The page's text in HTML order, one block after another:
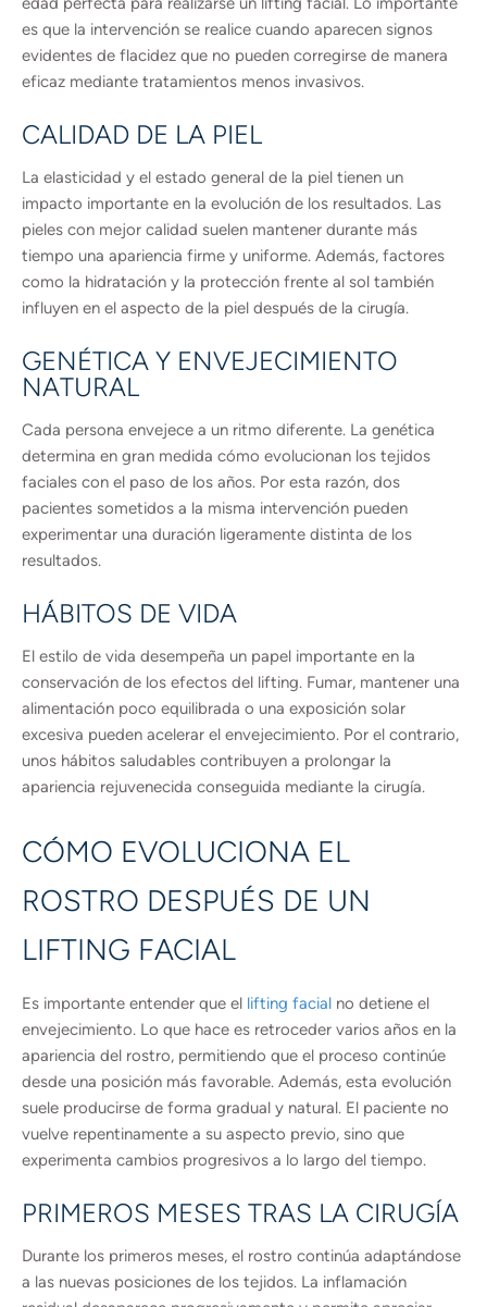
es que la intervención se realice cuando aparecen signos
evidentes de flacidez que no pueden corregirse de manera
eficaz mediante tratamientos menos invasivos.
CALIDAD DE LA PIEL
La elasticidad y el estado general de la piel tienen un
impacto importante en la evolución de los resultados. Las
pieles con mejor calidad suelen mantener durante más
tiempo una apariencia firme y uniforme. Además, factores
como la hidratación y la protección frente al sol también
influyen en el aspecto de la piel después de la cirugía.
GENÉTICA Y ENVEJECIMIENTO
NATURAL
Cada persona envejece a un ritmo diferente. La genética
determina en gran medida cómo evolucionan los tejidos
faciales con el paso de los años. Por esta razón, dos
pacientes sometidos a la misma intervención pueden
experimentar una duración ligeramente distinta de los
resultados.
HÁBITOS DE VIDA
El estilo de vida desempeña un papel importante en la
conservación de los efectos del lifting. Fumar, mantener una
alimentación poco equilibrada o una exposición solar
excesiva pueden acelerar el envejecimiento. Por el contrario,
unos hábitos saludables contribuyen a prolongar la
apariencia rejuvenecida conseguida mediante la cirugía.
CÓMO EVOLUCIONA EL
ROSTRO DESPUÉS DE UN
LIFTING FACIAL
Es importante entender que el lifting facial no detiene el
envejecimiento. Lo que hace es retroceder varios años en la
apariencia del rostro, permitiendo que el proceso continúe
desde una posición más favorable. Además, esta evolución
suele producirse de forma gradual y natural. El paciente no
vuelve repentinamente a su aspecto previo, sino que
experimenta cambios progresivos a lo largo del tiempo.
PRIMEROS MESES TRAS LA CIRUGÍA
Durante los primeros meses, el rostro continúa adaptándose
a las nuevas posiciones de los tejidos. La inflamación